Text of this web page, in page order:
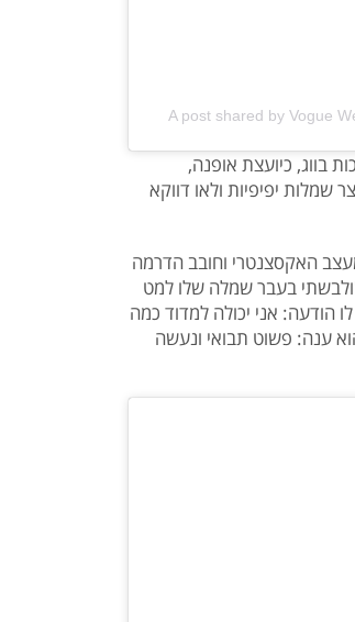
A post shared by Vogue
בווג, כיועצת אופנה,
יפיפיות ולאו דווקא
האקסצנטרי וחובב הדרמה
בעבר שמלה שלו למט
הודעה: אני יכולה למדוד כמה
ענה: פשוט תבואי ונעשה